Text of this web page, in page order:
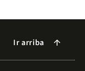
Ir arriba arrow_forward